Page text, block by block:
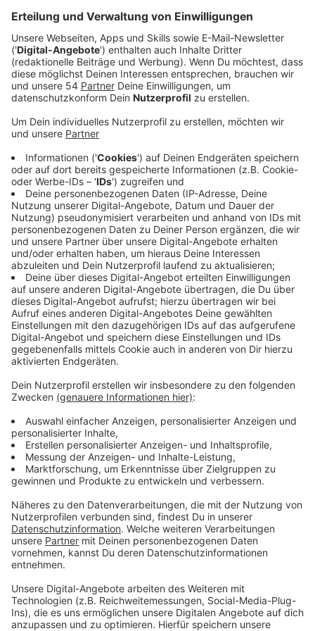
Veröffentlicht:Mittwoch, 26.01.2022 01:45
Anzeige
Er hört noch lange nicht auf. Bryan Adams ist
mittlerweile schon 63 Jahre jung, aber an ein Ende
seiner Musikerkarriere ist nicht zu denken. Mit "Never
Gonna Rain" hat der Rockstar eine neue
Singleangekündigt, die passend zu seinem
angekündigten Album "So Happy It Hurts" in 2022 den
Weg zu einem erfolgreichen Jahr für ihn ebnen soll.
Was der global beliebte Adams noch plant und wo er
überall auf Tournee gehen wird, erzählt er Kevin
Zimmer und Nina Tenhaef im Interview, das ihr an
dieser Stelle hören könnt.
Anzeige
Viel Sport im Lockdown - blutige Finger für
das neue Album
Anzeige
Weihnachten ist nicht spurlos an dem Kanadier
vorbeigegangen. Auch wenn Kevin und Nina meinen er
sieht top fit aus, ist sich der Sänger da nicht so sicher.
Weihnachten sei einfach zu gut gewesen. Wir finden:
Hat er sich verdient. Schließlich hat er für sein neues
Album "So Happy It Hurts" im wahrsten Sinne des
Wortes bluten müssen. Weil er etwas länger nicht
Gitarre gespielt hat, erzählt er im Interview mit Kevin
beim einspielen der neuen Songs geholt.
Anzeige